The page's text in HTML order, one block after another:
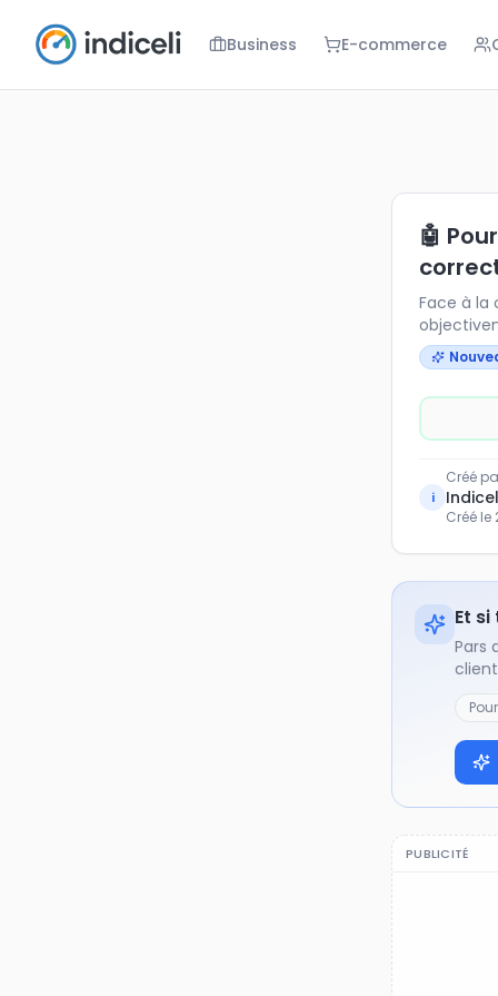
Business E-commerce
🤖 Pour ou
Face à la
🤖
Face à la
i
Créé
Créé le
Et
Pars
PUBLICITÉ